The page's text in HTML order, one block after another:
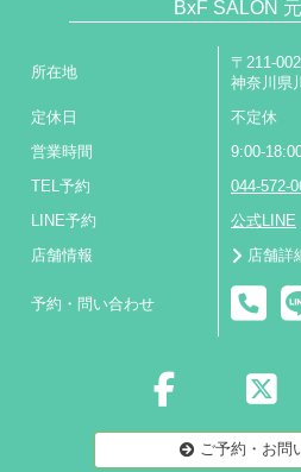
BxF SALON
所在地
〒211-
神奈川県
定休日 不定休
営業時間 9:00-
TEL予約 044-572-
LINE予約 公式LINE
店舗情報 店舗詳
予約・問い合わせ
ご予約・お問